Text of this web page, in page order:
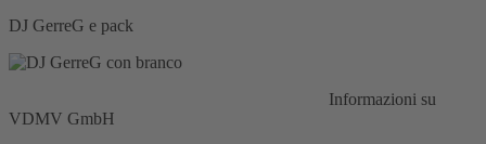
DJ GerreG e pack
Informazioni su
VDMV GmbH